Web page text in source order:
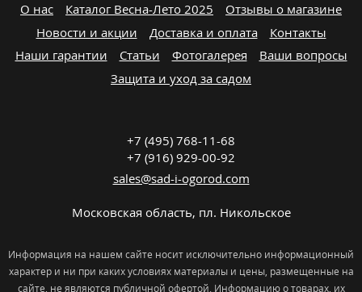
О нас Каталог Весна-Лето 2025
Отзывы о магазине
Новости и акции
Доставка и оплата
Контакты
Наши гарантии
Статьи Фотогалерея
Ваши вопросы
Защита и уход за садом
+7 (495) 768-11-68
+7 (916) 929-00-92
sales@sad-i-ogorod.com
Московская область, пл. Никольcкое
Информация на нашем сайте носит исключительно информационный
характер и ни при каких условиях материалы и цены, размещенные на
сайте, не являются публичной офертой. Информацию о товарах, их